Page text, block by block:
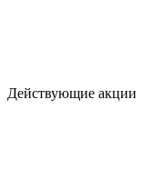
Действующие акции